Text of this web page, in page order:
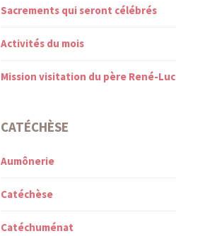
Sacrements qui seront célébrés
Activités du mois
Mission visitation du père René-Luc
CATÉCHÈSE
Aumônerie
Catéchèse
Catéchuménat